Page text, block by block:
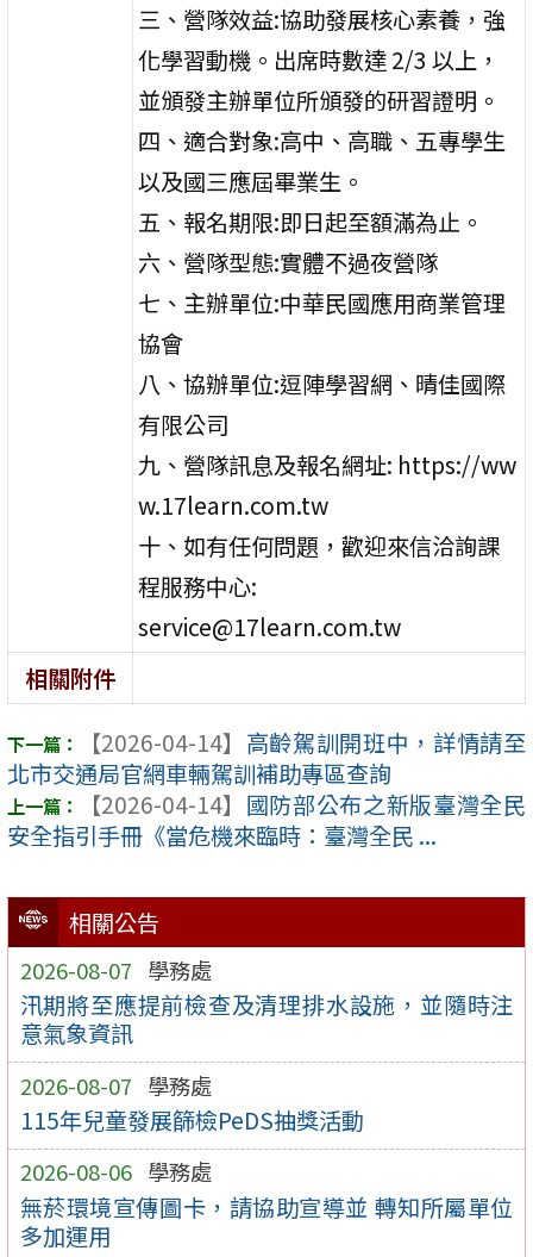
相關公告
2026-08-07 學務處
汛期將至應提前檢查及清理排水設施，並隨時注
意氣象資訊
2026-08-07 學務處
115年兒童發展篩檢PeDS抽獎活動
2026-08-06 學務處
無菸環境宣傳圖卡，請協助宣導並 轉知所屬單位
多加運用
三、營隊效益:協助發展核心素養，強
化學習動機。出席時數達 2/3 以上，
並頒發主辦單位所頒發的研習證明。
四、適合對象:高中、高職、五專學生
以及國三應屆畢業生。
五、報名期限:即日起至額滿為止。
六、營隊型態:實體不過夜營隊
七、主辦單位:中華民國應用商業管理
協會
八、協辦單位:逗陣學習網、晴佳國際
有限公司
九、營隊訊息及報名網址: https://ww
w.17learn.com.tw
十、如有任何問題，歡迎來信洽詢課
程服務中心:
service@17learn.com.tw
相關附件
【2026-04-14】 高齡駕訓開班中，詳情請至
北市交通局官網車輛駕訓補助專區查詢
【2026-04-14】 國防部公布之新版臺灣全民
安全指引手冊《當危機來臨時：臺灣全民 ...